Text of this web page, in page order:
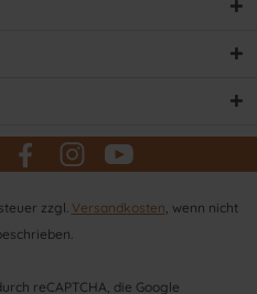
zzgl. Versandkosten, wenn nicht
reCAPTCHA, die Google